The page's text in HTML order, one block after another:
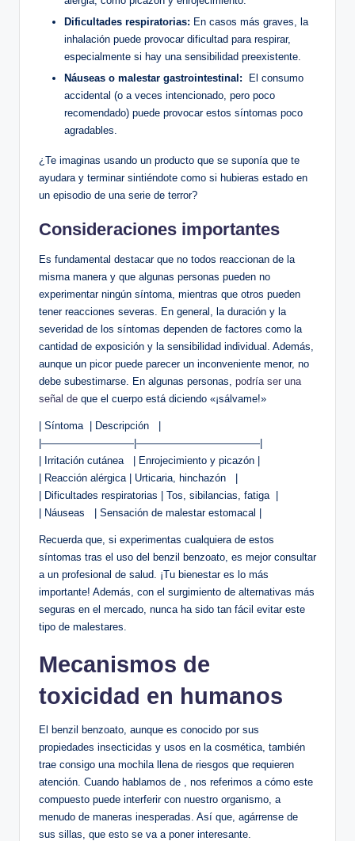
Dificultades respiratorias: En casos más graves, ⁢la
inhalación puede provocar dificultad para‌ respirar,
‌especialmente si hay una sensibilidad preexistente.
Náuseas ⁤o malestar gastrointestinal: ‌ El‌ consumo
accidental (o a veces intencionado, pero poco
recomendado) puede‌ provocar estos síntomas poco
agradables.
¿Te imaginas usando un producto que se suponía que te
ayudara y terminar sintiéndote como ⁢si ​hubieras estado en
⁢un episodio de una⁢ serie ⁤de terror?
Consideraciones importantes
Es fundamental destacar⁣ que no ⁢todos reaccionan de la
misma manera y que algunas personas pueden no
experimentar ningún síntoma, mientras⁤ que otros pueden
tener reacciones severas. En ⁣general, la duración y la
severidad de los síntomas dependen de factores como la
cantidad de exposición y la⁤ sensibilidad individual. ⁣Además,
aunque ‌un picor puede‌ parecer un⁣ inconveniente menor, ⁢no
debe subestimarse.⁣ En algunas personas, podría ser una
señal de que el⁤ cuerpo está diciendo «¡sálvame!»
| Síntoma ‌ | Descripción ‍ ‌ |
|—————————|————————————|
| Irritación​ cutánea ⁤ ⁣ | Enrojecimiento y picazón⁤ |
| Reacción alérgica | Urticaria, ⁤hinchazón ‍ ⁤ |
| ⁢Dificultades respiratorias | Tos, sibilancias, fatiga ⁤ |
| Náuseas ⁢ ‌ |⁤ Sensación de malestar estomacal |
Recuerda que, ⁤si experimentas ‍cualquiera de estos
síntomas tras ⁣el uso del benzil benzoato, es mejor‍ consultar
a un profesional de salud.​ ¡Tu bienestar es lo más
importante! Además, con ⁢el surgimiento⁤ de alternativas más
seguras en el mercado, nunca ha sido tan fácil evitar este
tipo de malestares.
Mecanismos de
toxicidad en humanos
El benzil benzoato, aunque es​ conocido por sus
propiedades insecticidas y usos en ‍la‌ cosmética, también
⁤trae consigo una mochila llena de ‍riesgos que requieren
atención. Cuando hablamos de , nos referimos a⁢ cómo este
compuesto puede interferir con nuestro organismo, a
menudo de maneras inesperadas. Así que, agárrense de
sus⁣ sillas, que ‍esto ⁣se va a ‍poner interesante.